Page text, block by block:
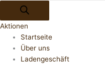
Aktionen
Startseite
Über uns
Ladengeschäft